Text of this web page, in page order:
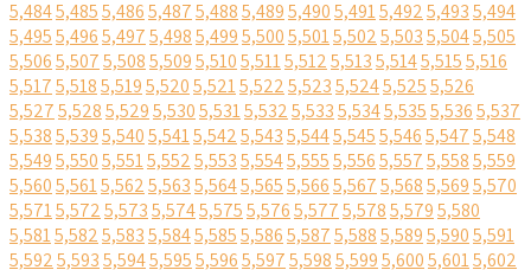
5,4845,4855,4865,4875,4885,4895,4905,4915,4925,4935,494
5,4955,4965,4975,4985,4995,5005,5015,5025,5035,5045,505
5,5065,5075,5085,5095,5105,5115,5125,5135,5145,5155,516
5,5175,5185,5195,5205,5215,5225,5235,5245,5255,526
5,5275,5285,5295,5305,5315,5325,5335,5345,5355,5365,537
5,5385,5395,5405,5415,5425,5435,5445,5455,5465,5475,548
5,5495,5505,5515,5525,5535,5545,5555,5565,5575,5585,559
5,5605,5615,5625,5635,5645,5655,5665,5675,5685,5695,570
5,5715,5725,5735,5745,5755,5765,5775,5785,5795,580
5,5815,5825,5835,5845,5855,5865,5875,5885,5895,5905,591
5,5925,5935,5945,5955,5965,5975,5985,5995,6005,6015,602